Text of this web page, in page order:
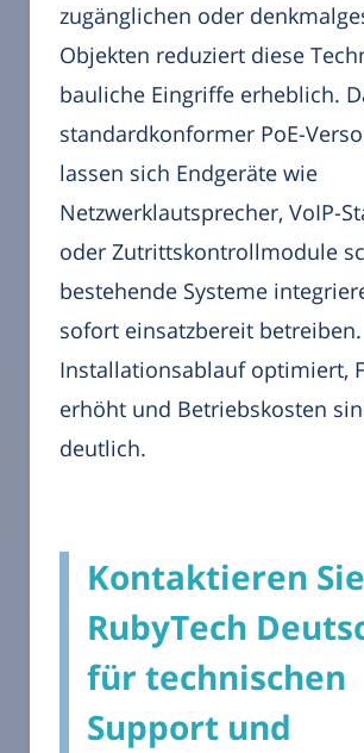
zugänglichen oder
Objekten reduziert diese
bauliche Eingriffe erheblich.
standardkonformer PoE-
lassen sich Endgeräte wie
Netzwerklautsprecher, VoIP-
oder Zutrittskontrollmodule
bestehende Systeme
sofort einsatzbereit betreiben.
Installationsablauf optimiert,
erhöht und Betriebskosten
deutlich.
Kontaktieren Sie
RubyTech
für technischen
Support und